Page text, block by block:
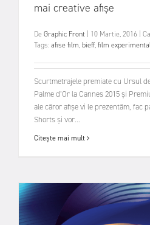
mai creative afișe
De Graphic Front 10 Martie, 2016
Tags:afise film,bieff,film
Scurtmetrajele premiate cu Ursul
Palme d’Or la Cannes 2015 și
ale căror afișe vi le prezentăm, fac
Shorts și vor...
Citește mai mult